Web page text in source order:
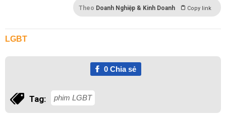
Theo Doanh Nghiệp & Kinh Doanh Copy link
LGBT
0Chia sẻ
Tag: phim LGBT